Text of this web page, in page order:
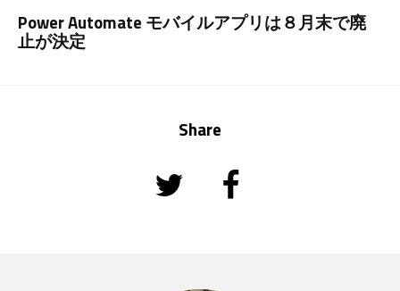
Power Automate モバイルアプリは８月末で廃
止が決定
Share